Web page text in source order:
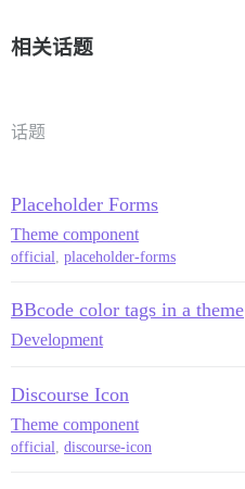
相关话题
话题
Placeholder Forms
Theme component
official, placeholder-forms
BBcode color tags in a theme
Development
Discourse Icon
Theme component
official, discourse-icon